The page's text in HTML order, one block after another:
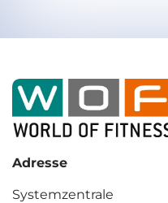
Adresse
Systemzentrale